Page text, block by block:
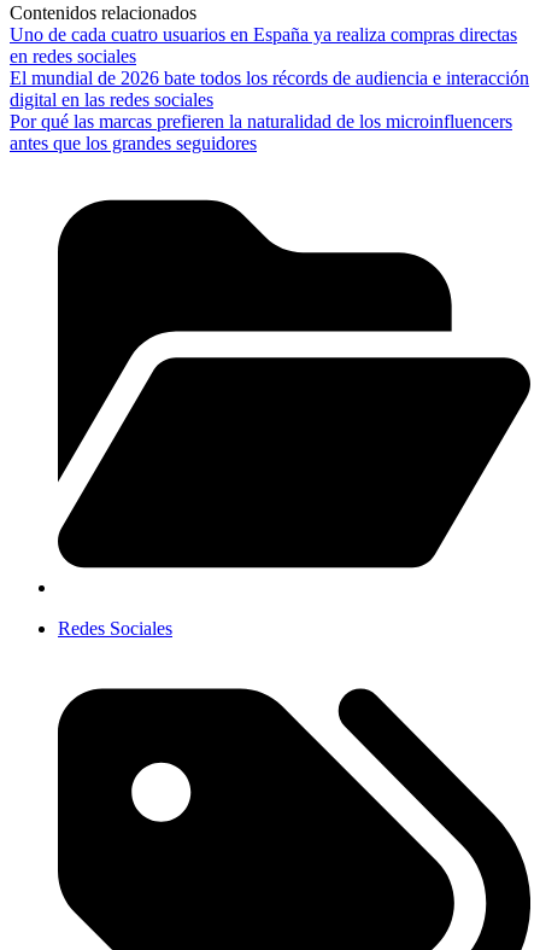
Contenidos relacionados
Uno de cada cuatro usuarios en España ya realiza compras directas
en redes sociales
El mundial de 2026 bate todos los récords de audiencia e interacción
digital en las redes sociales
Por qué las marcas prefieren la naturalidad de los microinfluencers
antes que los grandes seguidores
Redes Sociales